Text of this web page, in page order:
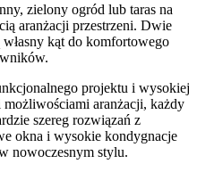
zielony ogród lub taras na
aranżacji przestrzeni. Dwie
kąt do komfortowego
projektu i wysokiej
możliwościami aranżacji, każdy
szereg rozwiązań z
okna i wysokie kondygnacje
nowoczesnym stylu.